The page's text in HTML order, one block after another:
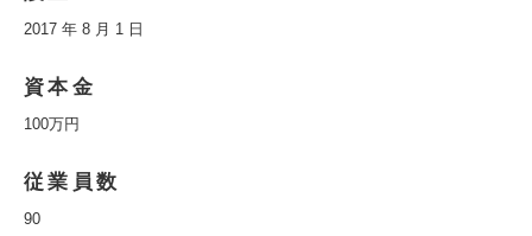
2017 年 8 月 1 日
資本金
100万円
従業員数
90